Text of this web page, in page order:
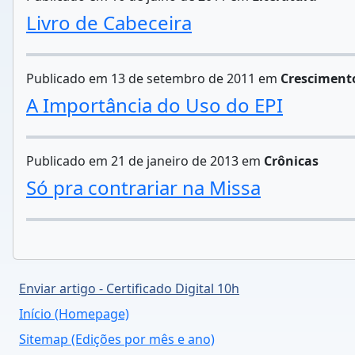
Livro de Cabeceira
Publicado em 13 de setembro de 2011 em
A Importância do Uso do EPI
Publicado em 21 de janeiro de 2013 em Crônicas
Só pra contrariar na Missa
Enviar artigo - Certificado Digital 10h
Início (Homepage)
Sitemap (Edições por mês e ano)